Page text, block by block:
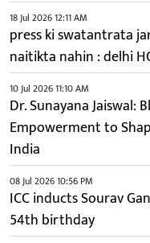
18 Jul 2026 12:11 AM
press ki swatantrata
naitikta nahin : delhi
10 Jul 2026 11:10 AM
Dr. Sunayana Jaiswal:
Empowerment to
India
08 Jul 2026 10:56 PM
ICC inducts Sourav
54th birthday